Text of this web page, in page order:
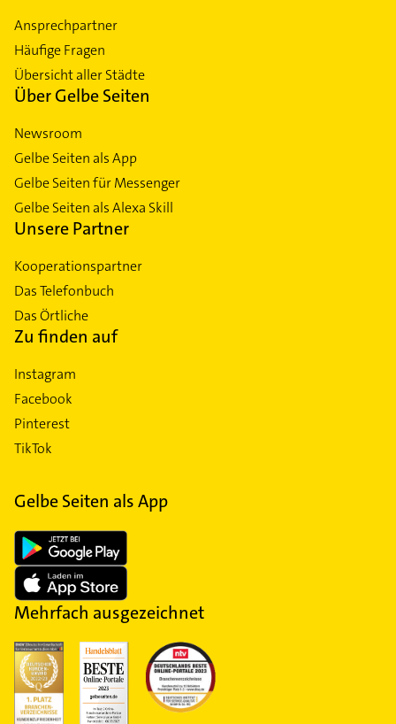
Ansprechpartner
Häufige Fragen
Übersicht aller Städte
Über Gelbe Seiten
Newsroom
Gelbe Seiten als App
Gelbe Seiten für Messenger
Gelbe Seiten als Alexa Skill
Unsere Partner
Kooperationspartner
Das Telefonbuch
Das Örtliche
Zu finden auf
Instagram
Facebook
Pinterest
TikTok
Gelbe Seiten als App
Mehrfach ausgezeichnet